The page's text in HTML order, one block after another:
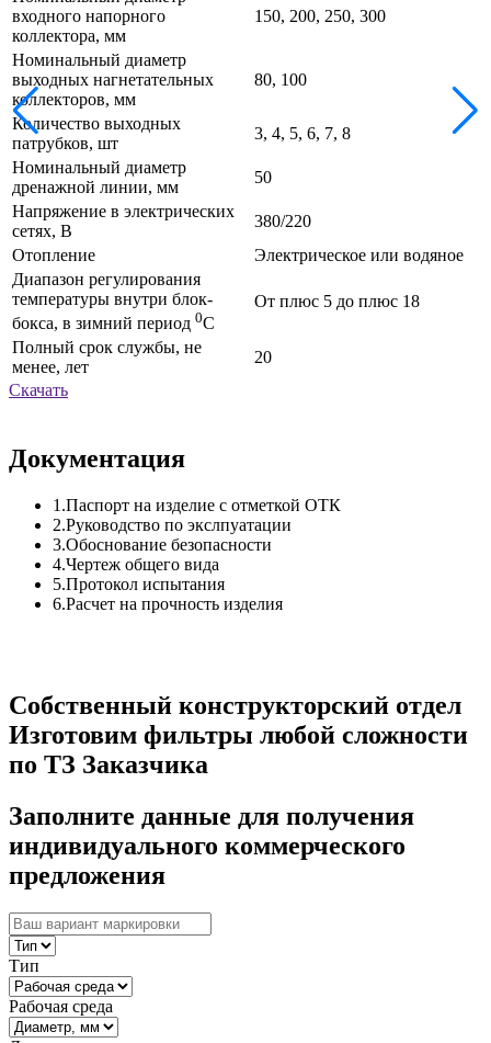
входного напорного
коллектора, мм
150, 200, 250, 300
Номинальный диаметр
выходных нагнетательных
коллекторов, мм
80, 100
Количество выходных
патрубков, шт
3, 4, 5, 6, 7, 8
Номинальный диаметр
дренажной линии, мм
50
Напряжение в электрических
сетях, В
380/220
Отопление
Электрическое или водяное
Диапазон регулирования
температуры внутри блок-
бокса, в зимний период 0С
От плюс 5 до плюс 18
Полный срок службы, не
менее, лет
20
Скачать
Документация
1.Паспорт на изделие с отметкой ОТК
2.Руководство по экслпуатации
3.Обоснование безопасности
4.Чертеж общего вида
5.Протокол испытания
6.Расчет на прочность изделия
Собственный конструкторский отдел
Изготовим фильтры любой сложности
по ТЗ Заказчика
Заполните данные для получения
индивидуального коммерческого
предложения
Тип
Рабочая среда